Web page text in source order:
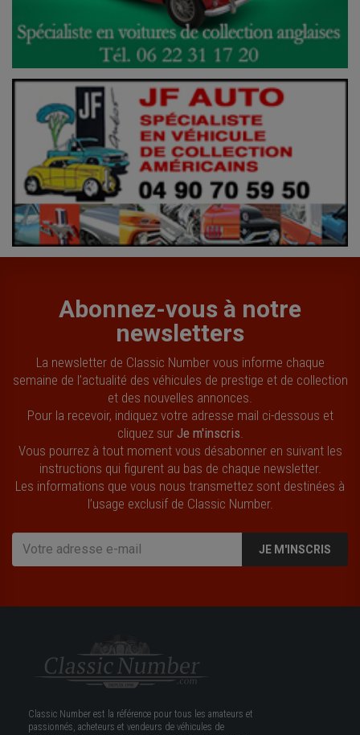
Abonnez-vous à notre
newsletters
La newsletter de Classic Number vous informe chaque
semaine de l’actualité des véhicules de prestige et de collection
et des nouvelles annonces.
Pour la recevoir, indiquez votre adresse mail ci-dessous et
cliquez sur Je m'inscris
Vous pourrez à tout moment vous désabonner en suivant les
instructions qui figurent au bas de chaque newsletter.
Les informations que vous nous transmettez sont destinées à
l’usage exclusif de Classic Number.
JE M'INSCRIS
Classic Number est la référence pour tous les amateurs et
passionnés, acheteurs et vendeurs de véhicules de